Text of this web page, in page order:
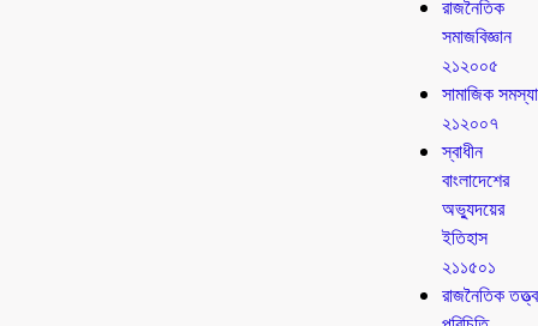
রাজনৈতিক
সমাজবিজ্ঞান
২১২০০৫
সামাজিক সমস্যা
২১২০০৭
স্বাধীন
বাংলাদেশের
অভ্যুদয়ের
ইতিহাস
২১১৫০১
রাজনৈতিক তত্ত্ব